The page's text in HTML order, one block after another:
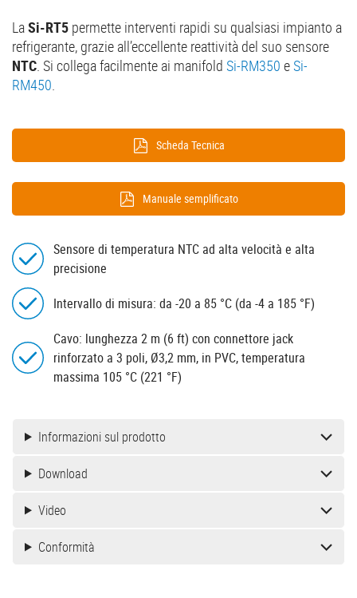
LaSi-RT5 permette interventi rapidi su qualsiasi impianto a
refrigerante, grazie all’eccellente reattività del suo sensore
NTC. Si collega facilmente ai manifold Si-RM350 eSi-
RM450.
Scheda Tecnica
Manuale semplificato
Sensore di temperatura NTC ad alta velocità e alta
precisione
Intervallo di misura: da -20 a 85 °C (da -4 a 185 °F)
Cavo: lunghezza 2 m (6 ft) con connettore jack
rinforzato a 3 poli, Ø3,2 mm, in PVC, temperatura
massima 105 °C (221 °F)
Informazioni sul prodotto
Download
Video
Conformità